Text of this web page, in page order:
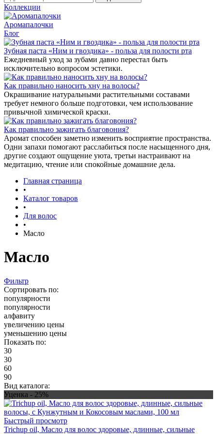
Коллекции
Аромапалочки
Блог
Зубная паста «Ним и гвоздика» - польза для полости рта
Ежедневный уход за зубами давно перестал быть
исключительно вопросом эстетики.
Как правильно наносить хну на волосы?
Окрашивание натуральными растительными составами
требует немного больше подготовки, чем использование
привычной химической краски.
Как правильно зажигать благовония?
Аромат способен заметно изменить восприятие пространства.
Одни запахи помогают расслабиться после насыщенного дня,
другие создают ощущение уюта, третьи настраивают на
медитацию, чтение или спокойные домашние дела.
Главная страница
•
Каталог товаров
•
Для волос
•
Масло
Масло
Фильтр
Сортировать по:
популярности
популярности
алфавиту
увеличению цены
уменьшению цены
Показать по:
30
30
60
90
Вид каталога:
Уценка - 25%
Быстрый просмотр
Trichup oil, Масло для волос здоровые, длинные, сильные